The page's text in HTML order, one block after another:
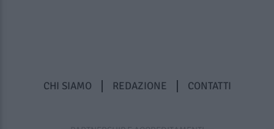
CHI SIAMO REDAZIONE CONTATTI